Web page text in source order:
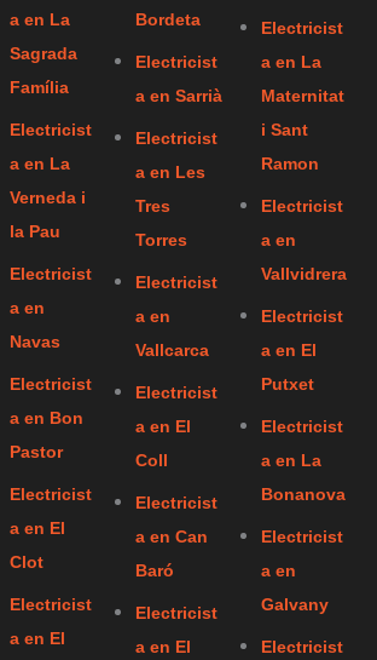
a en La
Sagrada
Família
Electricist
a en La
Verneda i
la Pau
Electricist
a en
Navas
Electricist
a en Bon
Pastor
Electricist
a en El
Clot
Electricist
a en El
Bordeta
Electricist
a en Sarrià
Electricist
a en Les
Tres
Torres
Electricist
a en
Vallcarca
Electricist
a en El
Coll
Electricist
a en Can
Baró
Electricist
a en El
Electricist
a en La
Maternitat
i Sant
Ramon
Electricist
a en
Vallvidrera
Electricist
a en El
Putxet
Electricist
a en La
Bonanova
Electricist
a en
Galvany
Electricist